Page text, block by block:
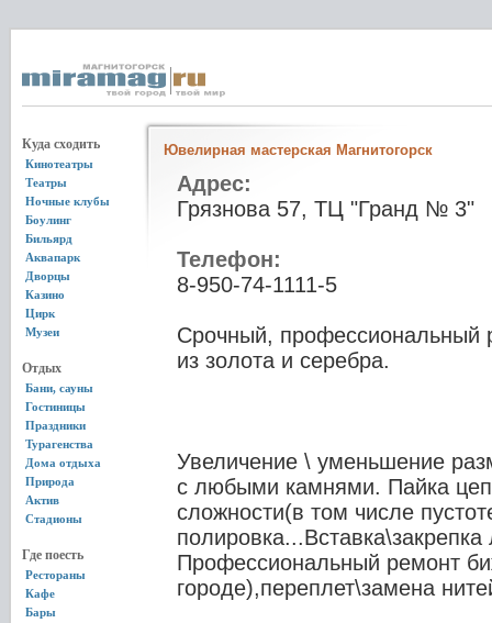
Куда сходить
Кинотеатры
Театры
Ночные клубы
Боулинг
Бильярд
Аквапарк
Дворцы
Казино
Цирк
Музеи
Отдых
Бани, сауны
Гостиницы
Праздники
Турагенства
Дома отдыха
Природа
Актив
Стадионы
Где поесть
Рестораны
Кафе
Бары
Ювелирная мастерская Магнитогорск
Адрес:
Грязнова 57, ТЦ "Гранд № 3"
Телефон:
8-950-74-1111-5
Срочный,
из золота и серебра.
Увеличение \ уменьшение
с любыми камнями. Пайка
сложности(в том числе
Профессиональный ремонт
городе),переплет\замена